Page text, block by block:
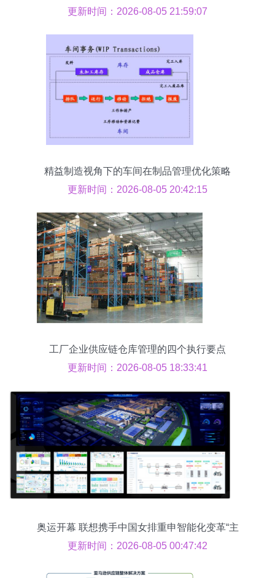
更新时间：2026-08-05 21:59:07
精益制造视角下的车间在制品管理优化策略
更新时间：2026-08-05 20:42:15
工厂企业供应链仓库管理的四个执行要点
更新时间：2026-08-05 18:33:41
奥运开幕 联想携手中国女排重申智能化变革“主
场”使命
更新时间：2026-08-05 00:47:42